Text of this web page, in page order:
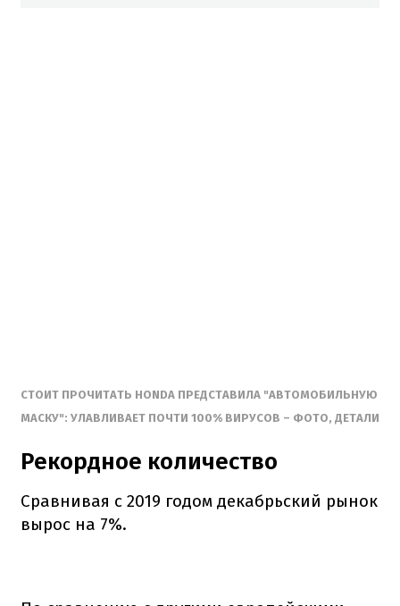
СТОИТ ПРОЧИТАТЬ HONDA ПРЕДСТАВИЛА "АВТОМОБИЛЬНУЮ
МАСКУ": УЛАВЛИВАЕТ ПОЧТИ 100% ВИРУСОВ – ФОТО, ДЕТАЛИ
Рекордное количество
Сравнивая с 2019 годом декабрьский рынок
вырос на 7%.